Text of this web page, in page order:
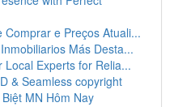
Comprar e Preços Atuali...
Más Desta...
Local Experts for Relia...
& Seamless copyright
MN Hôm Nay